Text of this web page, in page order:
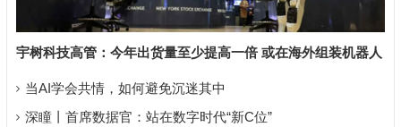
宇树科技高管：今年出货量至少提高一倍 或在海外组装机器人
当AI学会共情，如何避免沉迷其中
深瞳丨首席数据官：站在数字时代“新C位”